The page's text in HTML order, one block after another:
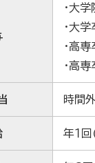
・大
・大
・高
・高
時間
年１